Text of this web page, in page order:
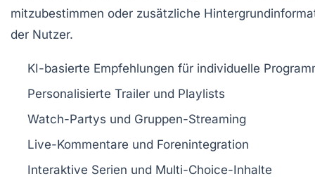
mitzubestimmen oder zusätzliche
der Nutzer.
KI-basierte Empfehlungen für individuelle
Personalisierte Trailer und Playlists
Watch-Partys und Gruppen-Streaming
Live-Kommentare und Forenintegration
Interaktive Serien und Multi-Choice-Inhalte